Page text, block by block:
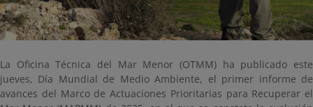
La Oficina Técnica del Mar Menor (OTMM) ha publicado este
jueves, Día Mundial de Medio Ambiente, el primer informe de
avances del Marco de Actuaciones Prioritarias para Recuperar el